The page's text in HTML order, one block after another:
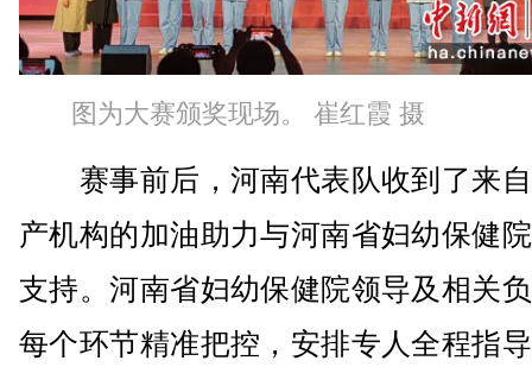
图为大赛颁奖现场。 崔红霞 摄
赛事前后，河南代表队收到了来
产机构的加油助力与河南省妇幼保健
支持。河南省妇幼保健院领导及相关
每个环节精准把控，安排专人全程指